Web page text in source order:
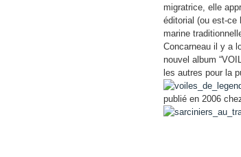
migratrice, elle
éditorial (ou est-ce
marine
Concarneau il y a
nouvel album
les autres pour la
publié en 2006